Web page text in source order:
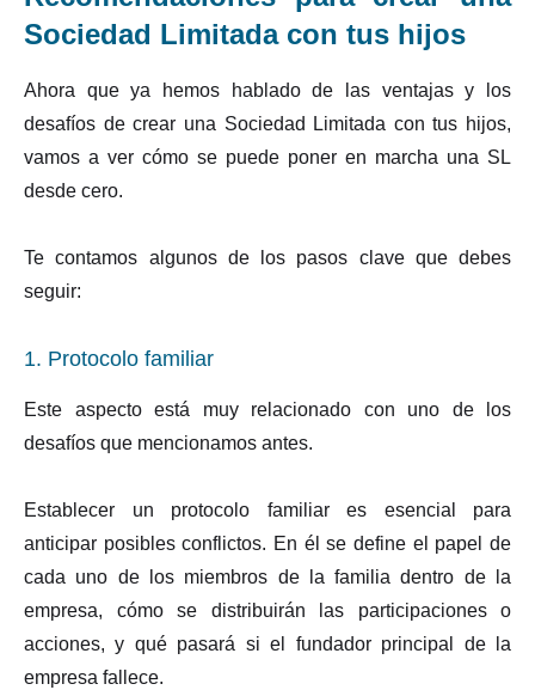
Sociedad Limitada con tus hijos
Ahora que ya hemos hablado de las ventajas y los
desafíos de crear una Sociedad Limitada con tus hijos,
vamos a ver cómo se puede poner en marcha una SL
desde cero.
Te contamos algunos de los pasos clave que debes
seguir:
1. Protocolo familiar
Este aspecto está muy relacionado con uno de los
desafíos que mencionamos antes.
Establecer un protocolo familiar es esencial para
anticipar posibles conflictos. En él se define el papel de
cada uno de los miembros de la familia dentro de la
empresa, cómo se distribuirán las participaciones o
acciones, y qué pasará si el fundador principal de la
empresa fallece.